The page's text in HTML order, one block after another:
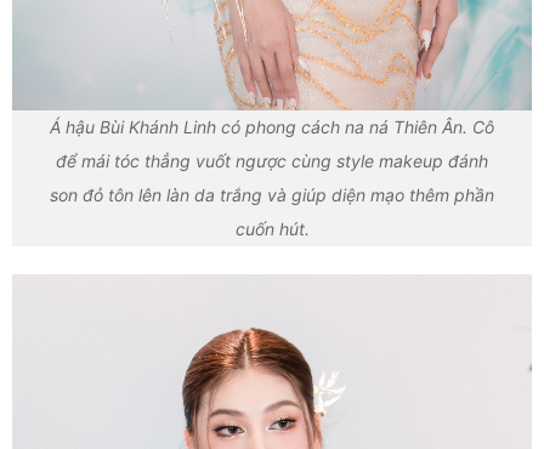
Á hậu Bùi Khánh Linh có phong cách na ná Thiên Ân. Cô
để mái tóc thẳng vuốt ngược cùng style makeup đánh
son đỏ tôn lên làn da trắng và giúp diện mạo thêm phần
cuốn hút.